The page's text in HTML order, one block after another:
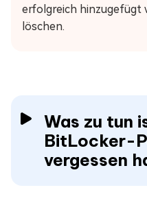
erfolgreich hinzugefügt
löschen.
Was zu tun
BitLocker-
vergessen